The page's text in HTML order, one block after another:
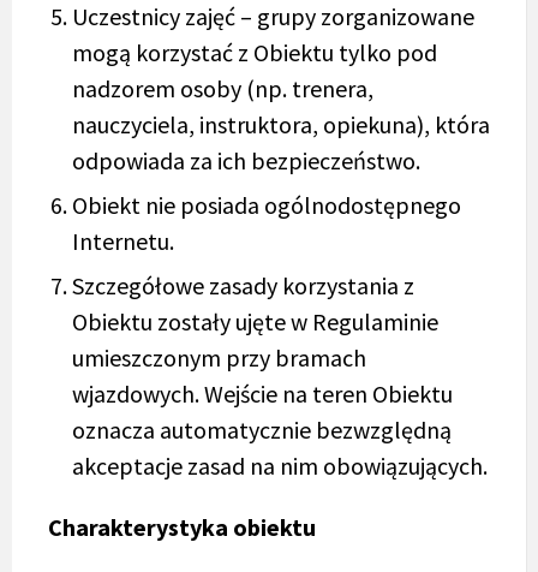
Uczestnicy zajęć – grupy zorganizowane
mogą korzystać z Obiektu tylko pod
nadzorem osoby (np. trenera,
nauczyciela, instruktora, opiekuna), która
odpowiada za ich bezpieczeństwo.
Obiekt nie posiada ogólnodostępnego
Internetu.
Szczegółowe zasady korzystania z
Obiektu zostały ujęte w Regulaminie
umieszczonym przy bramach
wjazdowych. Wejście na teren Obiektu
oznacza automatycznie bezwzględną
akceptacje zasad na nim obowiązujących.
Charakterystyka obiektu